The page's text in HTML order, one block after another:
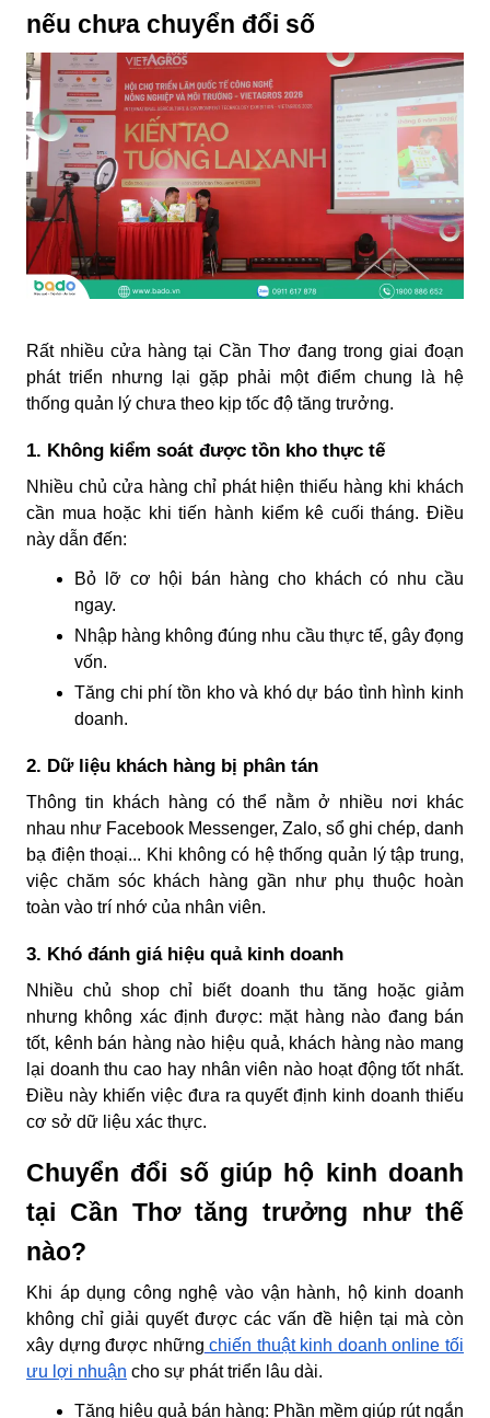
nếu chưa chuyển đổi số
Rất nhiều cửa hàng tại Cần Thơ đang trong giai đoạn
phát triển nhưng lại gặp phải một điểm chung là hệ
thống quản lý chưa theo kịp tốc độ tăng trưởng.
1. Không kiểm soát được tồn kho thực tế
Nhiều chủ cửa hàng chỉ phát hiện thiếu hàng khi khách
cần mua hoặc khi tiến hành kiểm kê cuối tháng. Điều
này dẫn đến:
Bỏ lỡ cơ hội bán hàng cho khách có nhu cầu
ngay.
Nhập hàng không đúng nhu cầu thực tế, gây đọng
vốn.
Tăng chi phí tồn kho và khó dự báo tình hình kinh
doanh.
2. Dữ liệu khách hàng bị phân tán
Thông tin khách hàng có thể nằm ở nhiều nơi khác
nhau như Facebook Messenger, Zalo, sổ ghi chép, danh
bạ điện thoại... Khi không có hệ thống quản lý tập trung,
việc chăm sóc khách hàng gần như phụ thuộc hoàn
toàn vào trí nhớ của nhân viên.
3. Khó đánh giá hiệu quả kinh doanh
Nhiều chủ shop chỉ biết doanh thu tăng hoặc giảm
nhưng không xác định được: mặt hàng nào đang bán
tốt, kênh bán hàng nào hiệu quả, khách hàng nào mang
lại doanh thu cao hay nhân viên nào hoạt động tốt nhất.
Điều này khiến việc đưa ra quyết định kinh doanh thiếu
cơ sở dữ liệu xác thực.
Chuyển đổi số giúp hộ kinh doanh
tại Cần Thơ tăng trưởng như thế
nào?
Khi áp dụng công nghệ vào vận hành, hộ kinh doanh
không chỉ giải quyết được các vấn đề hiện tại mà còn
xây dựng được những chiến thuật kinh doanh online tối
ưu lợi nhuận cho sự phát triển lâu dài.
Tăng hiệu quả bán hàng: Phần mềm giúp rút ngắn